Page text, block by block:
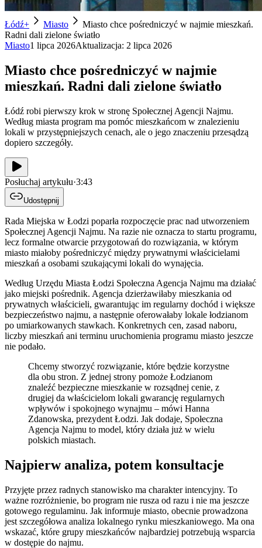
Łódź+ Miasto
Miasto chce pośredniczyć w najmie mieszkań.
Radni dali zielone światło
Miasto1 lipca 2026Aktualizacja: 2 lipca 2026
Miasto chce pośredniczyć w najmie
mieszkań. Radni dali zielone światło
Łódź robi pierwszy krok w stronę Społecznej Agencji Najmu.
Według miasta program ma pomóc mieszkańcom w znalezieniu
lokali w przystępniejszych cenach, ale o jego znaczeniu przesądzą
dopiero szczegóły.
Posłuchaj artykułu·3:43
Udostępnij
Rada Miejska w Łodzi poparła rozpoczęcie prac nad utworzeniem
Społecznej Agencji Najmu. Na razie nie oznacza to startu programu,
lecz formalne otwarcie przygotowań do rozwiązania, w którym
miasto miałoby pośredniczyć między prywatnymi właścicielami
mieszkań a osobami szukającymi lokali do wynajęcia.
Według Urzędu Miasta Łodzi Społeczna Agencja Najmu ma działać
jako miejski pośrednik. Agencja dzierżawiłaby mieszkania od
prywatnych właścicieli, gwarantując im regularny dochód i większe
bezpieczeństwo najmu, a następnie oferowałaby lokale łodzianom
po umiarkowanych stawkach. Konkretnych cen, zasad naboru,
liczby mieszkań ani terminu uruchomienia programu miasto jeszcze
nie podało.
Chcemy stworzyć rozwiązanie, które będzie korzystne
dla obu stron. Z jednej strony pomoże Łodzianom
znaleźć bezpieczne mieszkanie w rozsądnej cenie, z
drugiej da właścicielom lokali gwarancję regularnych
wpływów i spokojnego wynajmu – mówi Hanna
Zdanowska, prezydent Łodzi. Jak dodaje, Społeczna
Agencja Najmu to model, który działa już w wielu
polskich miastach.
Najpierw analiza, potem konsultacje
Przyjęte przez radnych stanowisko ma charakter intencyjny. To
ważne rozróżnienie, bo program nie rusza od razu i nie ma jeszcze
gotowego regulaminu. Jak informuje miasto, obecnie prowadzona
jest szczegółowa analiza lokalnego rynku mieszkaniowego. Ma ona
wskazać, które grupy mieszkańców najbardziej potrzebują wsparcia
w dostępie do najmu.